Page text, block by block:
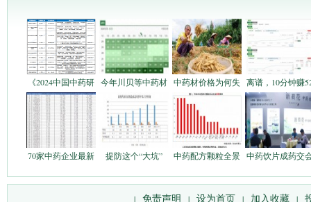
《2024中国中药研 今年川贝等中药材 中药材价格为何失 离谱，10分钟赚
70家中药企业最新 提防这个“大坑” 中药配方颗粒全景 中药饮片成药交
| 免责声明 | 设为首页 | 加入收藏 |